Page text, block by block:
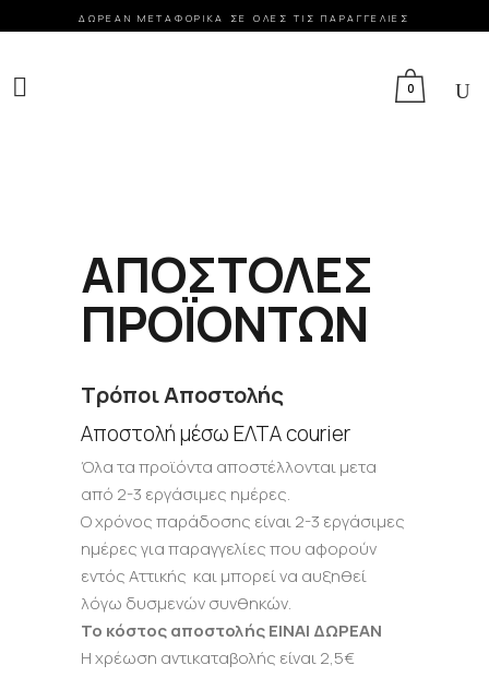
ΔΩΡΕΑΝ ΜΕΤΑΦΟΡΙΚΑ ΣΕ ΟΛΕΣ ΤΙΣ ΠΑΡΑΓΓΕΛΙΕΣ
0
ΑΠΟΣΤΟΛΕΣ
ΠΡΟΪΟΝΤΩΝ
Τρόποι Αποστολής
Αποστολή μέσω ΕΛΤΑ courier
Όλα τα προϊόντα αποστέλλονται μετα
από 2-3 εργάσιμες ημέρες.
Ο χρόνος παράδοσης είναι 2-3 εργάσιμες
ημέρες για παραγγελίες που αφορούν
εντός Αττικής και μπορεί να αυξηθεί
λόγω δυσμενών συνθηκών.
Το κόστος αποστολής EINAI ΔΩΡΕΑΝ
H χρέωση αντικαταβολής είναι 2,5€